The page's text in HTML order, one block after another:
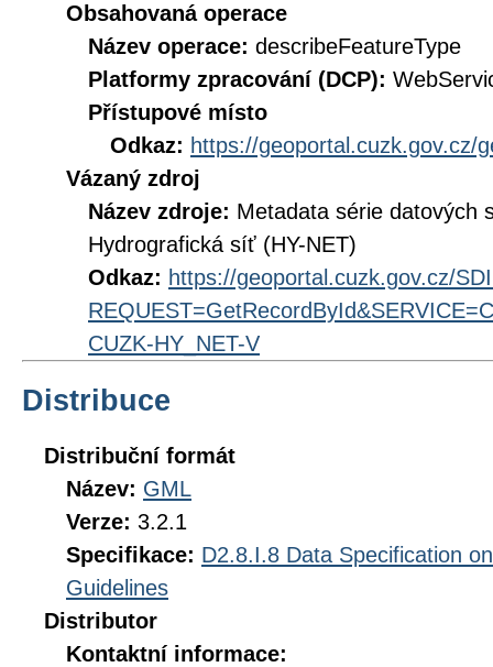
Obsahovaná operace
Název operace: describeFeatureType
Platformy zpracování (DCP):
Přístupové místo
Odkaz: https://geoportal.cuzk.gov.cz/
Vázaný zdroj
Název zdroje: Metadata série datových
Hydrografická síť (HY-NET)
Odkaz: https://geoportal.cuzk.gov.cz/
CUZK-HY_NET-V
Distribuce
Distribuční formát
Název: GML
Verze: 3.2.1
Specifikace: D2.8.I.8 Data Specification
Guidelines
Distributor
Kontaktní informace: